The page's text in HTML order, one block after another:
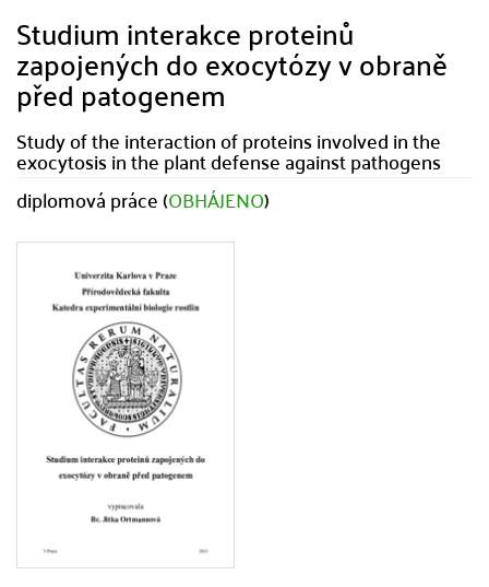
Studium interakce proteinů
zapojených do exocytózy v obraně
před patogenem
Study of the interaction of proteins involved in the
exocytosis in the plant defense against pathogens
diplomová práce (OBHÁJENO)